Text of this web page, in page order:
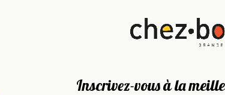
Inscrivez-vous à la